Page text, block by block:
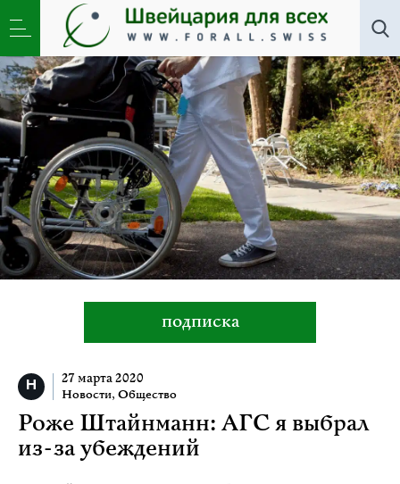
Новости, Общество»Роже Штайнманн: АГС я
выбрал из-за убеждений
подписка
27 марта 2020
Новости, Общество
Роже Штайнманн: АГС я выбрал
из-за убеждений